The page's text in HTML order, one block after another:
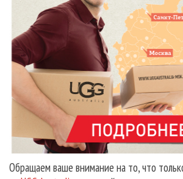
Обращаем ваше внимание на то, что